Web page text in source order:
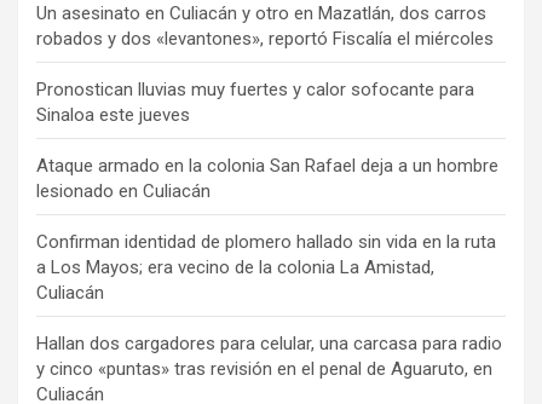
Un asesinato en Culiacán y otro en Mazatlán, dos carros
robados y dos «levantones», reportó Fiscalía el miércoles
Pronostican lluvias muy fuertes y calor sofocante para
Sinaloa este jueves
Ataque armado en la colonia San Rafael deja a un hombre
lesionado en Culiacán
Confirman identidad de plomero hallado sin vida en la ruta
a Los Mayos; era vecino de la colonia La Amistad,
Culiacán
Hallan dos cargadores para celular, una carcasa para radio
y cinco «puntas» tras revisión en el penal de Aguaruto, en
Culiacán